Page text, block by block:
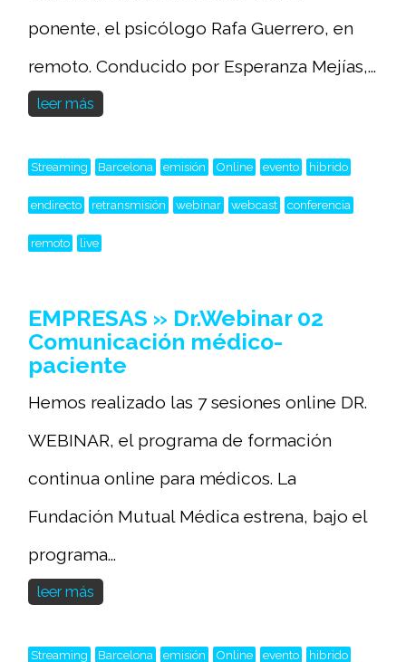
ponente, el psicólogo Rafa Guerrero, en
remoto. Conducido por Esperanza Mejías,...
leer más
Streaming Barcelona emisión Online evento hibrido
endirecto retransmisión webinar webcast conferencia
remoto live
EMPRESAS » Dr.Webinar 02
Comunicación médico-
paciente
Hemos realizado las 7 sesiones online DR.
WEBINAR, el programa de formación
continua online para médicos. La
Fundación Mutual Médica estrena, bajo el
programa...
leer más
Streaming Barcelona emisión Online evento hibrido